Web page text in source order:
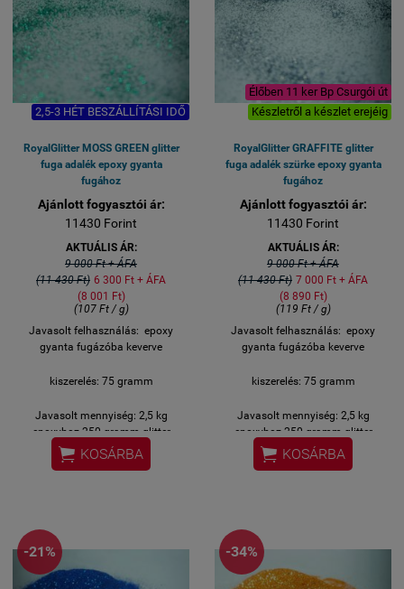
2,5-3 HÉT BESZÁLLÍTÁSI IDŐ
RoyalGlitter MOSS GREEN glitter
fuga adalék epoxy gyanta
fugához
Ajánlott fogyasztói ár:
11430 Forint
AKTUÁLIS ÁR:
9 000 Ft + ÁFA
(11 430 Ft) 6 300 Ft + ÁFA
(8 001 Ft)
(107 Ft / g)
Javasolt felhasználás: epoxy
gyanta fugázóba keverve
kiszerelés: 75 gramm
Javasolt mennyiség: 2,5 kg
epoxyhoz 250 gramm glitter
 KOSÁRBA
Élőben 11 ker Bp Csurgói út
Készletről a készlet erejéig
RoyalGlitter GRAFFITE glitter
fuga adalék szürke epoxy gyanta
fugához
Ajánlott fogyasztói ár:
11430 Forint
AKTUÁLIS ÁR:
9 000 Ft + ÁFA
(11 430 Ft) 7 000 Ft + ÁFA
(8 890 Ft)
(119 Ft / g)
Javasolt felhasználás: epoxy
gyanta fugázóba keverve
kiszerelés: 75 gramm
Javasolt mennyiség: 2,5 kg
epoxyhoz 250 gramm glitter
 KOSÁRBA
-21% -34%